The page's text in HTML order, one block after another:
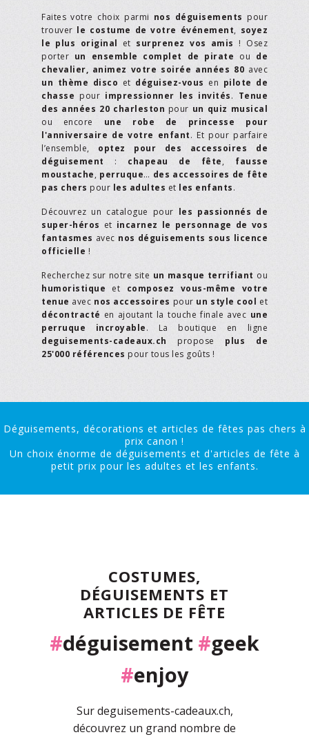
Faites votre choix parmi nos déguisements pour
trouver le costume de votre événement, soyez
le plus original et surprenez vos amis ! Osez
porter un ensemble complet de pirate ou de
chevalier, animez votre soirée années 80 avec
un thème disco et déguisez-vous en pilote de
chasse pour impressionner les invités. Tenue
des années 20 charleston pour un quiz musical
ou encore une robe de princesse pour
l'anniversaire de votre enfant. Et pour parfaire
l’ensemble, optez pour des accessoires de
déguisement : chapeau de fête, fausse
moustache, perruque… des accessoires de fête
pas chers pour les adultes et les enfants.
Découvrez un catalogue pour les passionnés de
super-héros et incarnez le personnage de vos
fantasmes avec nos déguisements sous licence
officielle !
Recherchez sur notre site un masque terrifiant ou
humoristique et composez vous-même votre
tenue avec nos accessoires pour un style cool et
décontracté en ajoutant la touche finale avec une
perruque incroyable. La boutique en ligne
deguisements-cadeaux.ch propose plus de
25'000 références pour tous les goûts !
Déguisements, décorations et articles de fêtes pas chers à
prix canon !
Un choix énorme de déguisements et d'articles de fête à
petit prix pour les adultes et les enfants.
COSTUMES,
DÉGUISEMENTS ET
ARTICLES DE FÊTE
#déguisement #geek
#enjoy
Sur deguisements-cadeaux.ch,
découvrez un grand nombre de